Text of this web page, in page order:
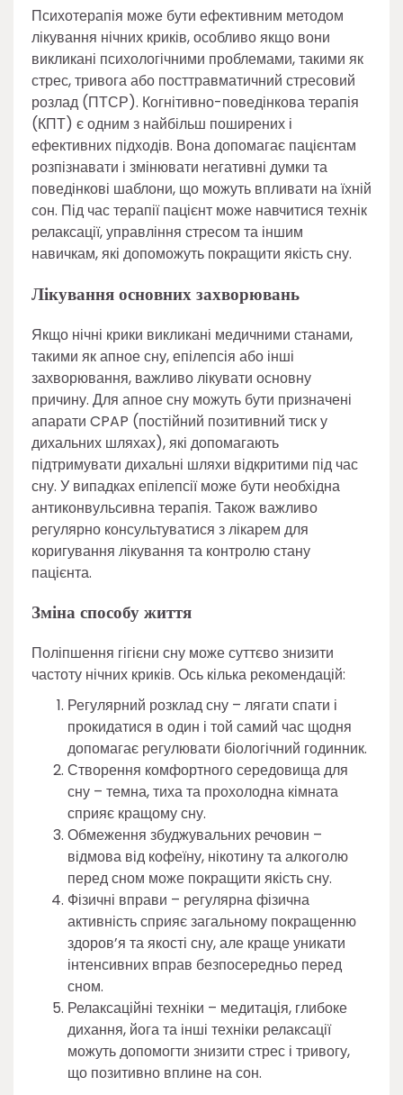
Психотерапія може бути ефективним методом
лікування нічних криків, особливо якщо вони
викликані психологічними проблемами, такими як
стрес, тривога або посттравматичний стресовий
розлад (ПТСР). Когнітивно-поведінкова терапія
(КПТ) є одним з найбільш поширених і
ефективних підходів. Вона допомагає пацієнтам
розпізнавати і змінювати негативні думки та
поведінкові шаблони, що можуть впливати на їхній
сон. Під час терапії пацієнт може навчитися технік
релаксації, управління стресом та іншим
навичкам, які допоможуть покращити якість сну.
Лікування основних захворювань
Якщо нічні крики викликані медичними станами,
такими як апное сну, епілепсія або інші
захворювання, важливо лікувати основну
причину. Для апное сну можуть бути призначені
апарати CPAP (постійний позитивний тиск у
дихальних шляхах), які допомагають
підтримувати дихальні шляхи відкритими під час
сну. У випадках епілепсії може бути необхідна
антиконвульсивна терапія. Також важливо
регулярно консультуватися з лікарем для
коригування лікування та контролю стану
пацієнта.
Зміна способу життя
Поліпшення гігієни сну може суттєво знизити
частоту нічних криків. Ось кілька рекомендацій:
Регулярний розклад сну – лягати спати і
прокидатися в один і той самий час щодня
допомагає регулювати біологічний годинник.
Створення комфортного середовища для
сну – темна, тиха та прохолодна кімната
сприяє кращому сну.
Обмеження збуджувальних речовин –
відмова від кофеїну, нікотину та алкоголю
перед сном може покращити якість сну.
Фізичні вправи – регулярна фізична
активність сприяє загальному покращенню
здоров’я та якості сну, але краще уникати
інтенсивних вправ безпосередньо перед
сном.
Релаксаційні техніки – медитація, глибоке
дихання, йога та інші техніки релаксації
можуть допомогти знизити стрес і тривогу,
що позитивно вплине на сон.